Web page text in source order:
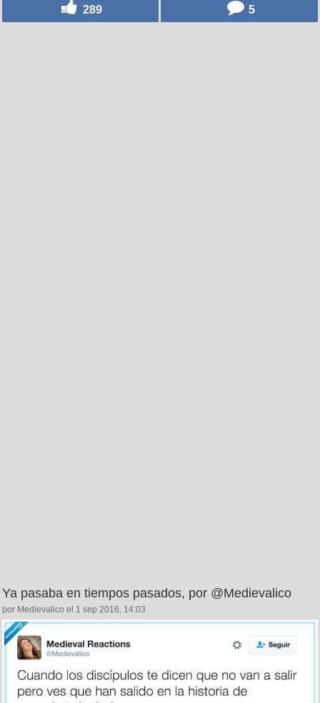
289 5
Ya pasaba en tiempos pasados, por @Medievalico
por Medievalico el 1 sep 2016, 14:03